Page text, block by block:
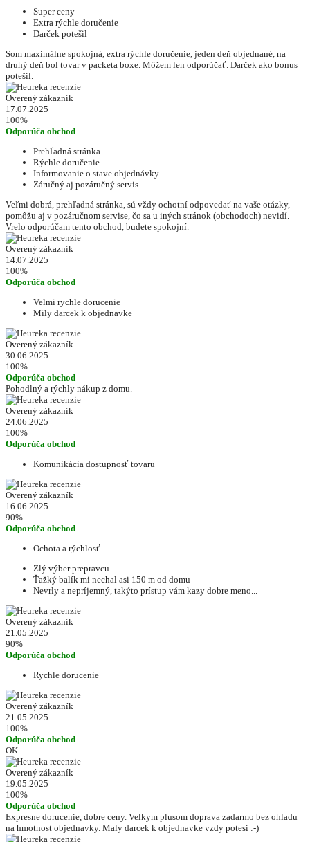
Super ceny
Extra rýchle doručenie
Darček potešil
Som maximálne spokojná, extra rýchle doručenie, jeden deň objednané, na
druhý deň bol tovar v packeta boxe. Môžem len odporúčať. Darček ako bonus
potešil.
Overený zákazník
17.07.2025
100%
Odporúča obchod
Prehľadná stránka
Rýchle doručenie
Informovanie o stave objednávky
Záručný aj pozáručný servis
Veľmi dobrá, prehľadná stránka, sú vždy ochotní odpovedať na vaše otázky,
pomôžu aj v pozáručnom servise, čo sa u iných stránok (obchodoch) nevidí.
Vrelo odporúčam tento obchod, budete spokojní.
Overený zákazník
14.07.2025
100%
Odporúča obchod
Velmi rychle dorucenie
Mily darcek k objednavke
Overený zákazník
30.06.2025
100%
Odporúča obchod
Pohodlný a rýchly nákup z domu.
Overený zákazník
24.06.2025
100%
Odporúča obchod
Komunikácia dostupnosť tovaru
Overený zákazník
16.06.2025
90%
Odporúča obchod
Ochota a rýchlosť
Zlý výber prepravcu..
Ťažký balík mi nechal asi 150 m od domu
Nevrly a nepríjemný, takýto prístup vám kazy dobre meno...
Overený zákazník
21.05.2025
90%
Odporúča obchod
Rychle dorucenie
Overený zákazník
21.05.2025
100%
Odporúča obchod
OK.
Overený zákazník
19.05.2025
100%
Odporúča obchod
Expresne dorucenie, dobre ceny. Velkym plusom doprava zadarmo bez ohladu
na hmotnost objednavky. Maly darcek k objednavke vzdy potesi :-)